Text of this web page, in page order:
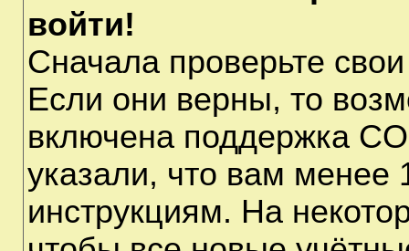
войти!
Сначала проверьте
Если они верны, то
включена поддержка
указали, что вам менее
инструкциям. На